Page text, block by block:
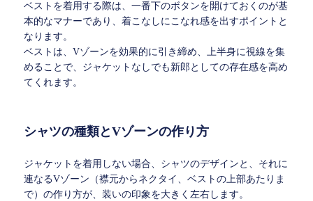
ベストを着用する際は、一番下のボタンを開けておくのが基
本的なマナーであり、着こなしにこなれ感を出すポイントと
なります。
ベストは、Vゾーンを効果的に引き締め、上半身に視線を集
めることで、ジャケットなしでも新郎としての存在感を高め
てくれます。
シャツの種類とVゾーンの作り方
ジャケットを着用しない場合、シャツのデザインと、それに
連なるVゾーン（襟元からネクタイ、ベストの上部あたりま
で）の作り方が、装いの印象を大きく左右します。